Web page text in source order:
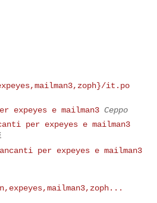
it.po
expeyes e mailman3 Ceppo
per expeyes e mailman3
per expeyes e mailman3